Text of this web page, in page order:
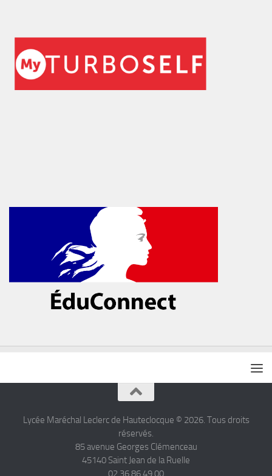
Lycée Maréchal Leclerc de Hauteclocque © 2026. Tous droits
réservés.
85 avenue Georges Clémenceau
45140 Saint Jean de la Ruelle
02.36.86.49.00